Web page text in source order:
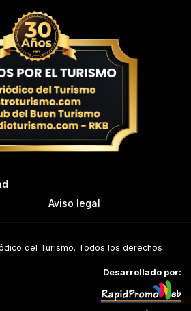
Aviso legal
del Turismo. Todos los derechos
Desarrollado por: